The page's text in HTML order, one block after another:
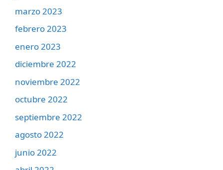
marzo 2023
febrero 2023
enero 2023
diciembre 2022
noviembre 2022
octubre 2022
septiembre 2022
agosto 2022
junio 2022